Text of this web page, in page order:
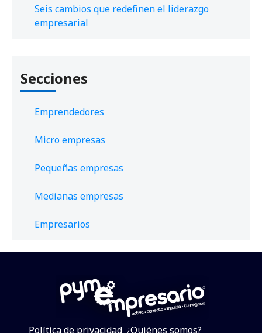
Seis cambios que redefinen el liderazgo
empresarial
Secciones
Emprendedores
Micro empresas
Pequeñas empresas
Medianas empresas
Empresarios
Política de privacidad ¿Quiénes somos?